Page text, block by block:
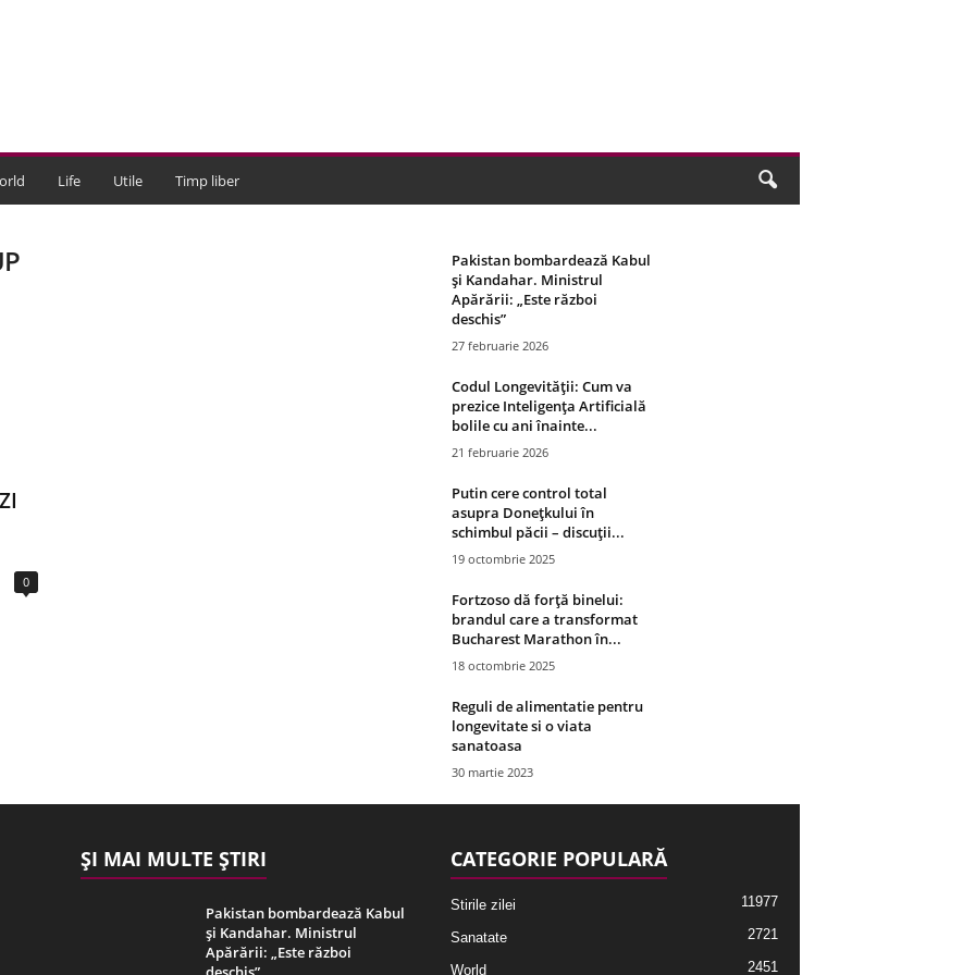
Life Utile Timp liber
0
Pakistan bombardează Kabul
și Kandahar. Ministrul
Apărării: „Este război
deschis”
27 februarie 2026
Codul Longevității: Cum va
prezice Inteligența Artificială
bolile cu ani înainte...
21 februarie 2026
Putin cere control total
asupra Donețkului în
schimbul păcii – discuții...
19 octombrie 2025
Fortzoso dă forță binelui:
brandul care a transformat
Bucharest Marathon în...
18 octombrie 2025
Reguli de alimentatie pentru
longevitate si o viata
sanatoasa
30 martie 2023
ȘI MAI MULTE ȘTIRI
Pakistan bombardează Kabul
și Kandahar. Ministrul
Apărării: „Este război
CATEGORIE POPULARĂ
Stirile zilei 11977
Sanatate 2721
World 2451